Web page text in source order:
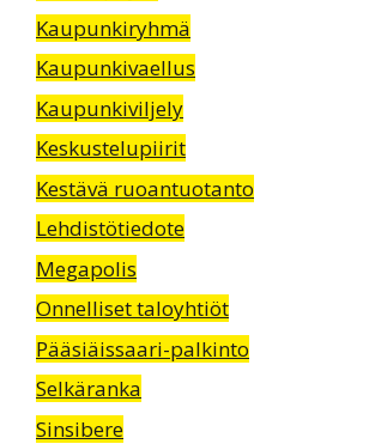
Kaupunkiryhmä
Kaupunkivaellus
Kaupunkiviljely
Keskustelupiirit
Kestävä ruoantuotanto
Lehdistötiedote
Megapolis
Onnelliset taloyhtiöt
Pääsiäissaari-palkinto
Selkäranka
Sinsibere